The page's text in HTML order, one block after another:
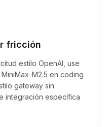
fricción
estilo OpenAI, use
M2.5 en coding
gateway sin
integración específica